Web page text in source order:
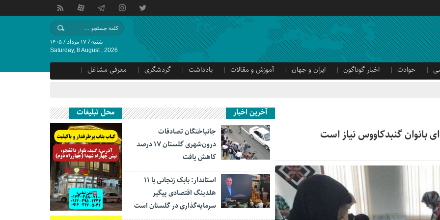
شنبه / ۱۷ مرداد / ۱۴۰۵
Saturday, 8 August , 2026
حوادث اخبار گوناگون ایران و جهان آموزش و مقالات یادداشت گردشگری
معرفی مشاغل
آخرین اخبار
جانباختگان تصادفات
درون‌شهری گلستان ۱۷ درصد
کاهش یافت
استاندار: بابک زنجانی با ۱۱
هلدینگ اقتصادی پیگیر
سرمایه‌گذاری در گلستان است
محل تبلیغات